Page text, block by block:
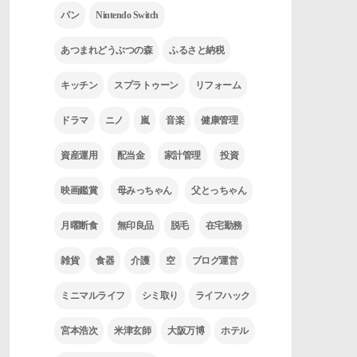
パン Nintendo Switch
あつまれどうぶつの森 ふるさと納税
キッチン スプラトゥーン リフォーム
ドラマ ニノ 嵐 音楽 健康管理
資産運用 配当金 家計管理 投資
映画鑑賞 母みっちゃん 父とっちゃん
月曜断食 無印良品 脱毛 在宅勤務
雑貨 食器 介護 空 ブログ運営
ミニマルライフ シミ取り ライフハック
宮本浩次 米津玄師 大阪万博 ホテル